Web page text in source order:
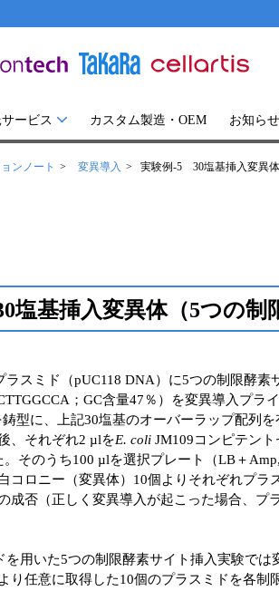
ービス カスタム製造・OEM お知らせ
ンノート 変異導入 実験例-5 30塩基挿入変異
基挿入変異体（5つの制
ラスミド（pUC118 DNA）に5つの制限酵素
；GC含量47％）を変異導入プ
型に、上記30塩基のオーバーラップ配列
、それぞれ2 µlをE. coli JM109コンピテント
そのうち100 µlを選択プレート（LB＋
コロニー（変異体）10個よりそれぞれプ
成否（正しく変異導入が起こった場合、プ
を用いた5つの制限酵素サイト挿入実験で
り任意に取得した10個のプラスミドを各